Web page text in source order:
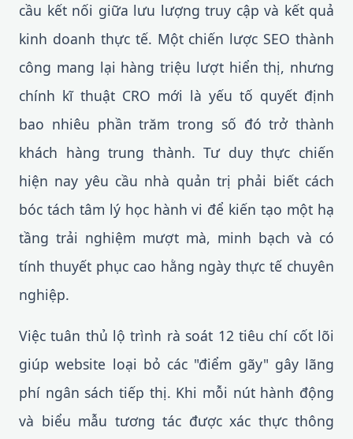
cầu kết nối giữa lưu lượng truy cập và kết quả
kinh doanh thực tế. Một chiến lược SEO thành
công mang lại hàng triệu lượt hiển thị, nhưng
chính kĩ thuật CRO mới là yếu tố quyết định
bao nhiêu phần trăm trong số đó trở thành
khách hàng trung thành. Tư duy thực chiến
hiện nay yêu cầu nhà quản trị phải biết cách
bóc tách tâm lý học hành vi để kiến tạo một hạ
tầng trải nghiệm mượt mà, minh bạch và có
tính thuyết phục cao hằng ngày thực tế chuyên
nghiệp.
Việc tuân thủ lộ trình rà soát 12 tiêu chí cốt lõi
giúp website loại bỏ các "điểm gãy" gây lãng
phí ngân sách tiếp thị. Khi mỗi nút hành động
và biểu mẫu tương tác được xác thực thông